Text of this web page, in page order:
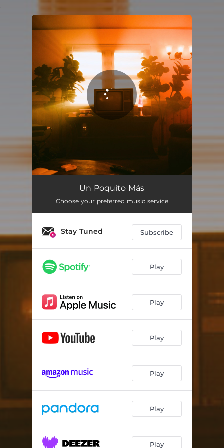
You're all set!
Un Poquito MásUn Poquito Más
Choose your preferred music service
Stay Tuned Subscribe
Play
Play
Play
Play
Play
Play